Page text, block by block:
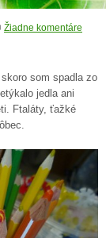
Žiadne komentáre
skoro som spadla zo
jedla ani
Ftaláty, ťažké